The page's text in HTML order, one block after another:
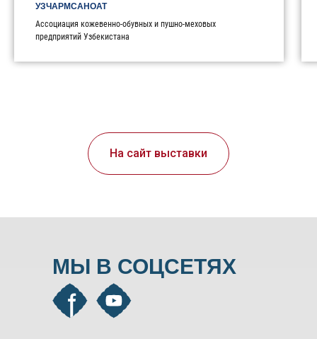
УЗЧАРМСАНОАТ
Ассоциация кожевенно-обувных и пушно-меховых
предприятий Узбекистана
На сайт выставки
МЫ В СОЦСЕТЯХ